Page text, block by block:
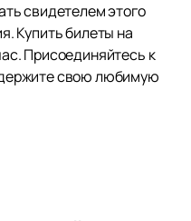
свидетелем этого
Купить билеты на
Присоединяйтесь к
свою любимую